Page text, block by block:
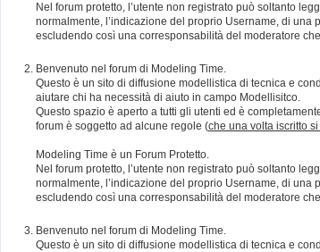
Nel forum protetto, l’utente non registrato può soltanto
normalmente, l’indicazione del proprio Username, di
escludendo così una corresponsabilità del moderatore
Benvenuto nel forum di Modeling Time.
Questo è un sito di diffusione modellistica di tecnica e
aiutare chi ha necessità di aiuto in campo Modellisitco.
Questo spazio è aperto a tutti gli utenti ed è
forum è soggetto ad alcune regole (che una volta iscritto
Modeling Time è un Forum Protetto.
Nel forum protetto, l’utente non registrato può soltanto
normalmente, l’indicazione del proprio Username, di
escludendo così una corresponsabilità del moderatore
Benvenuto nel forum di Modeling Time.
Questo è un sito di diffusione modellistica di tecnica e